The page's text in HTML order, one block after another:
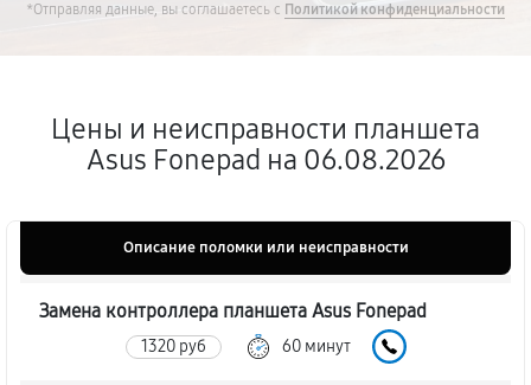
*Отправляя данные, вы соглашаетесь с Политикой конфиденциальности
Цены и неисправности планшета
Asus Fonepad на 06.08.2026
Описание поломки или неисправности
Замена контроллера планшета Asus Fonepad
1320 руб 60 минут